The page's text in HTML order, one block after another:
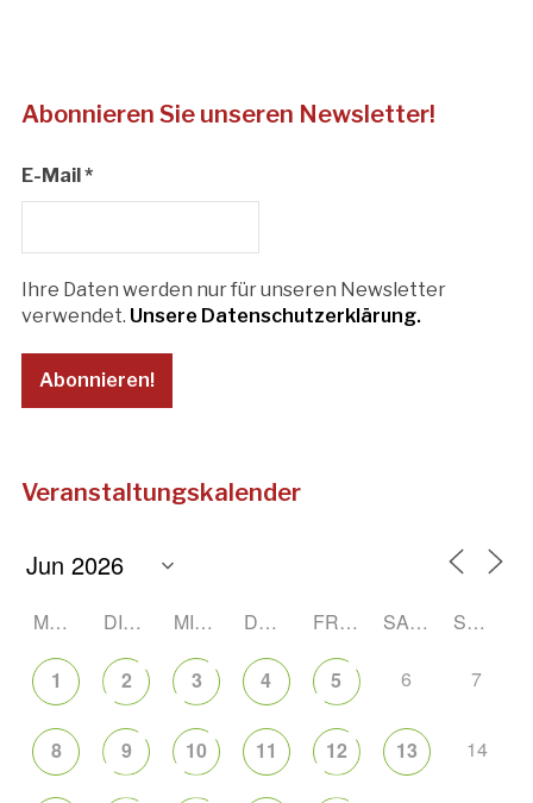
Abonnieren Sie unseren Newsletter!
E-Mail *
Ihre Daten werden nur für unseren Newsletter
verwendet. Unsere Datenschutzerklärung.
Veranstaltungskalender
MONTAG DIENSTAG MITTWOCH DONNERSTAG FREITAG SAMSTAG SONNTAG
1 2 3 4 5 6 7
8 9 10 11 12 13 14